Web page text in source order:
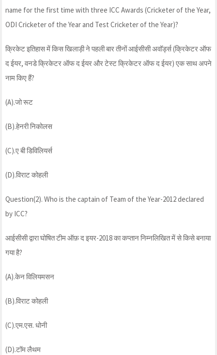
name for the first time with three ICC Awards (Cricketer of the Year,
ODI Cricketer of the Year and Test Cricketer of the Year)?
क्रिकेट इतिहास में किस खिलाड़ी ने पहली बार तीनों आईसीसी अवॉर्ड्स (क्रिकेटर ऑफ
द ईयर, वनडे क्रिकेटर ऑफ द ईयर और टेस्ट क्रिकेटर ऑफ द ईयर) एक साथ अपने
नाम किए हैं?
(A).जो रूट
(B).हेनरी निकोलस
(C).ए बी डिविलियर्स
(D).विराट कोहली
Question(2). Who is the captain of Team of the Year-2012 declared
by ICC?
आईसीसी द्वारा घोषित टीम ऑफ़ द इयर-2018 का कप्तान निम्नलिखित में से किसे बनाया
गया है?
(A).केन विलियमसन
(B).विराट कोहली
(C).एम.एस. धोनी
(D).टॉम लैथम